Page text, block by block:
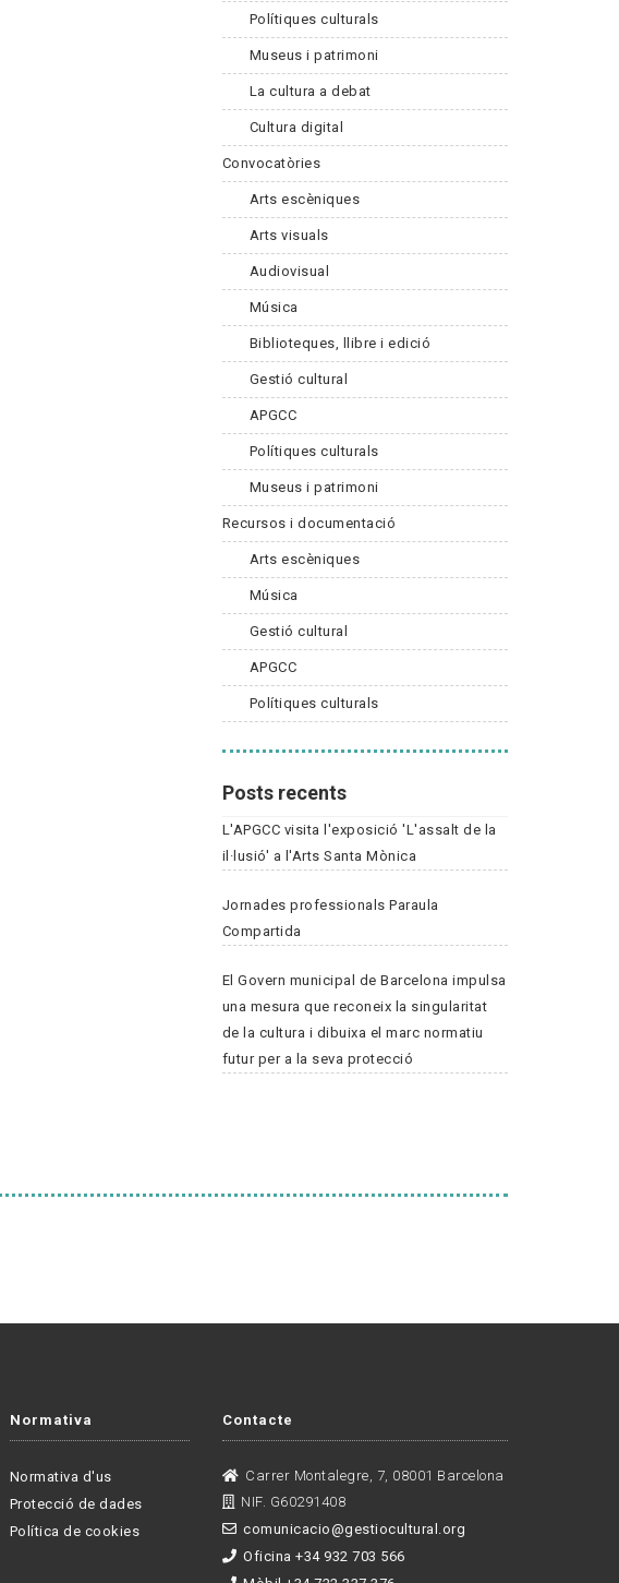
Polítiques culturals
Museus i patrimoni
La cultura a debat
Cultura digital
Convocatòries
Arts escèniques
Arts visuals
Audiovisual
Música
Biblioteques, llibre i edició
Gestió cultural
APGCC
Polítiques culturals
Museus i patrimoni
Recursos i documentació
Arts escèniques
Música
Gestió cultural
APGCC
Polítiques culturals
Posts recents
L'APGCC visita l'exposició 'L'assalt de la
il·lusió' a l'Arts Santa Mònica
Jornades professionals Paraula
Compartida
El Govern municipal de Barcelona impulsa
una mesura que reconeix la singularitat
de la cultura i dibuixa el marc normatiu
futur per a la seva protecció
Normativa
Normativa d'us
Protecció de dades
Política de cookies
Contacte
Carrer Montalegre, 7, 08001 Barcelona
NIF. G60291408
comunicacio@gestiocultural.org
Oficina +34 932 703 566